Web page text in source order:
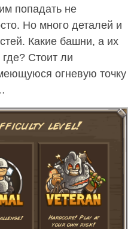
попадать не
Но много деталей и
Какие башни, а их
Стоит ли
огневую точку